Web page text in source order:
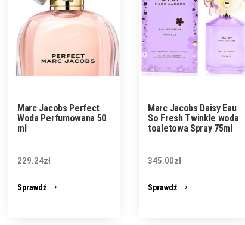
Marc Jacobs Perfect
Woda Perfumowana 50
ml
229.24zł
Sprawdź
Marc Jacobs Daisy Eau
So Fresh Twinkle woda
toaletowa Spray 75ml
345.00zł
Sprawdź